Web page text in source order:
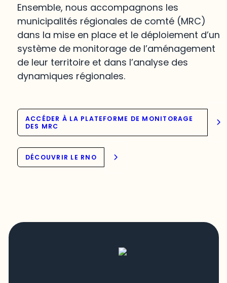
Ensemble, nous accompagnons les
municipalités régionales de comté (MRC)
dans la mise en place et le déploiement d’un
système de monitorage de l’aménagement
de leur territoire et dans l’analyse des
dynamiques régionales.
ACCÉDER À LA PLATEFORME DE MONITORAGE
DES MRC
DÉCOUVRIR LE RNO